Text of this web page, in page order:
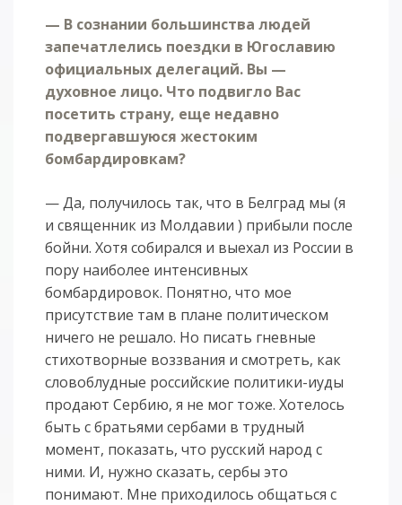
— В сознании большинства людей
запечатлелись поездки в Югославию
официальных делегаций. Вы —
духовное лицо. Что подвигло Вас
посетить страну, еще недавно
подвергавшуюся жестоким
бомбардировкам?
— Да, получилось так, что в Белград мы (я
и священник из Молдавии ) прибыли после
бойни. Хотя собирался и выехал из России в
пору наиболее интенсивных
бомбардировок. Понятно, что мое
присутствие там в плане политическом
ничего не решало. Но писать гневные
стихотворные воззвания и смотреть, как
словоблудные российские политики-иуды
продают Сербию, я не мог тоже. Хотелось
быть с братьями сербами в трудный
момент, показать, что русский народ с
ними. И, нужно сказать, сербы это
понимают. Мне приходилось общаться с